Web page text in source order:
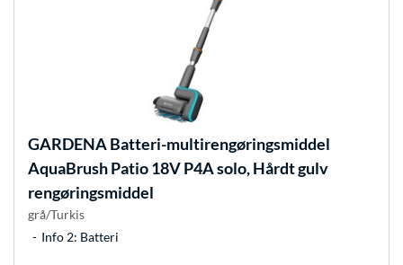
GARDENABatteri-multirengøringsmiddel
AquaBrush Patio 18V P4A solo, Hårdt gulv
rengøringsmiddel
grå/Turkis
Info 2: Batteri